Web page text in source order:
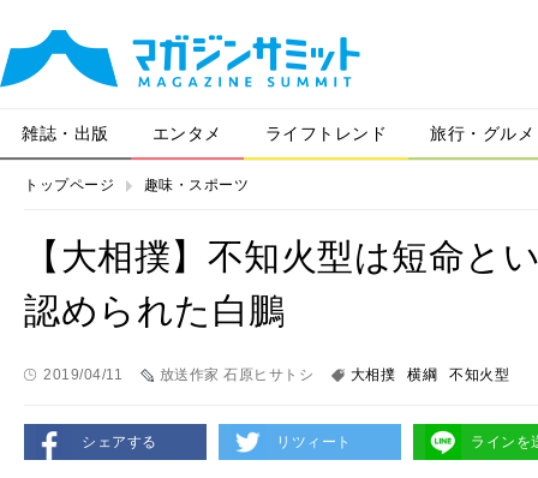
雑誌・出版 エンタメ ライフトレンド 旅行・グルメ
トップページ 趣味・スポーツ
【大相撲】不知火型は短命と
認められた白鵬
2019/04/11 放送作家 石原ヒサトシ 大相撲 横綱 不知火型
シェアする リツィート ラインを